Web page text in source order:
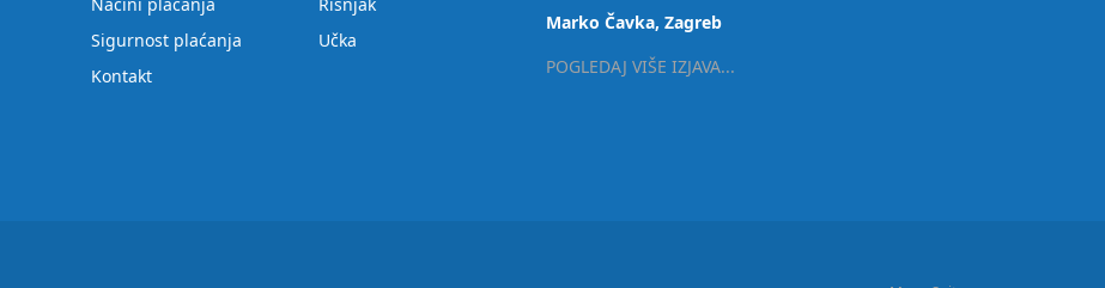
Sigurnost plaćanja
Kontakt
Učka
Marko Čavka, Zagreb
POGLEDAJ VIŠE IZJAVA...